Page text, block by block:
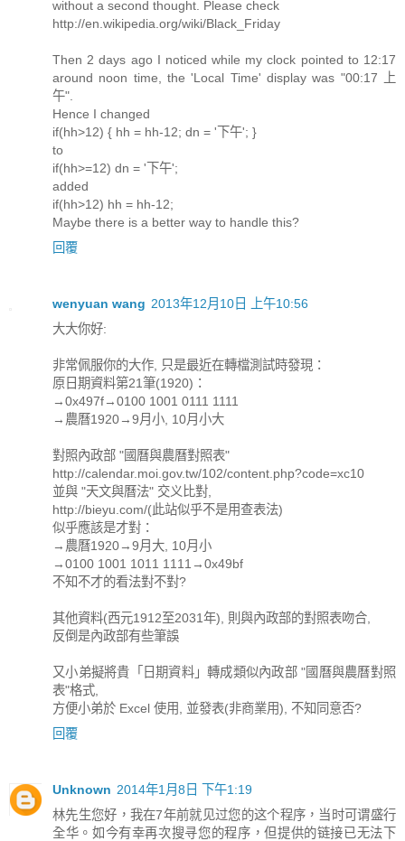
without a second thought. Please check
http://en.wikipedia.org/wiki/Black_Friday
Then 2 days ago I noticed while my clock pointed to 12:17
around noon time, the 'Local Time' display was "00:17 上
午".
Hence I changed
if(hh>12) { hh = hh-12; dn = '下午'; }
to
if(hh>=12) dn = '下午';
added
if(hh>12) hh = hh-12;
Maybe there is a better way to handle this?
回覆
wenyuan wang 2013年12月10日 上午10:56
大大你好:
非常佩服你的大作, 只是最近在轉檔測試時發現：
原日期資料第21筆(1920)：
→0x497f→0100 1001 0111 1111
→農曆1920→9月小, 10月小大
對照內政部 "國曆與農曆對照表"
http://calendar.moi.gov.tw/102/content.php?code=xc10
並與 "天文與曆法" 交义比對,
http://bieyu.com/(此站似乎不是用查表法)
似乎應該是才對：
→農曆1920→9月大, 10月小
→0100 1001 1011 1111→0x49bf
不知不才的看法對不對?
其他資料(西元1912至2031年), 則與內政部的對照表吻合,
反倒是內政部有些筆誤
又小弟擬將貴「日期資料」轉成類似內政部 "國曆與農曆對照
表"格式,
方便小弟於 Excel 使用, 並發表(非商業用), 不知同意否?
回覆
Unknown 2014年1月8日 下午1:19
林先生您好，我在7年前就见过您的这个程序，当时可谓盛行
全华。如今有幸再次搜寻您的程序，但提供的链接已无法下